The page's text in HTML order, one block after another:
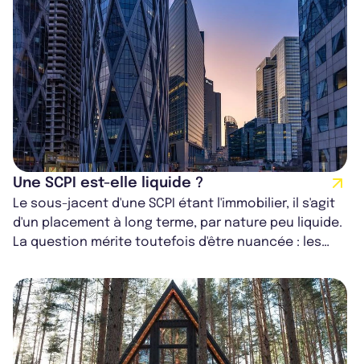
Une SCPI est-elle liquide ?
Le sous-jacent d'une SCPI étant l'immobilier, il s'agit
d'un placement à long terme, par nature peu liquide.
La question mérite toutefois d'être nuancée : les